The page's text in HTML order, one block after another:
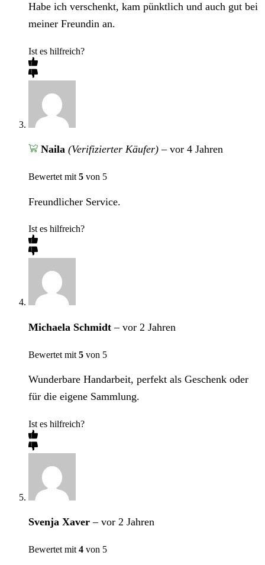
Habe ich verschenkt, kam pünktlich und auch gut bei
meiner Freundin an.
Ist es hilfreich?
Naila (Verifizierter Käufer) – vor 4 Jahren
Bewertet mit 5 von 5
Freundlicher Service.
Ist es hilfreich?
Michaela Schmidt– vor 2 Jahren
Bewertet mit 5 von 5
Wunderbare Handarbeit, perfekt als Geschenk oder
für die eigene Sammlung.
Ist es hilfreich?
Svenja Xaver– vor 2 Jahren
Bewertet mit 4 von 5